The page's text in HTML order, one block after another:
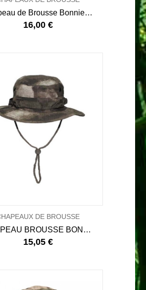
Chapeau de Brousse Bonnie Hat Multicam
16,00 €
DE BROUSSE
CHAPEAU BROUSSE BONNIE HAT - HDT CAMO
15,05 €